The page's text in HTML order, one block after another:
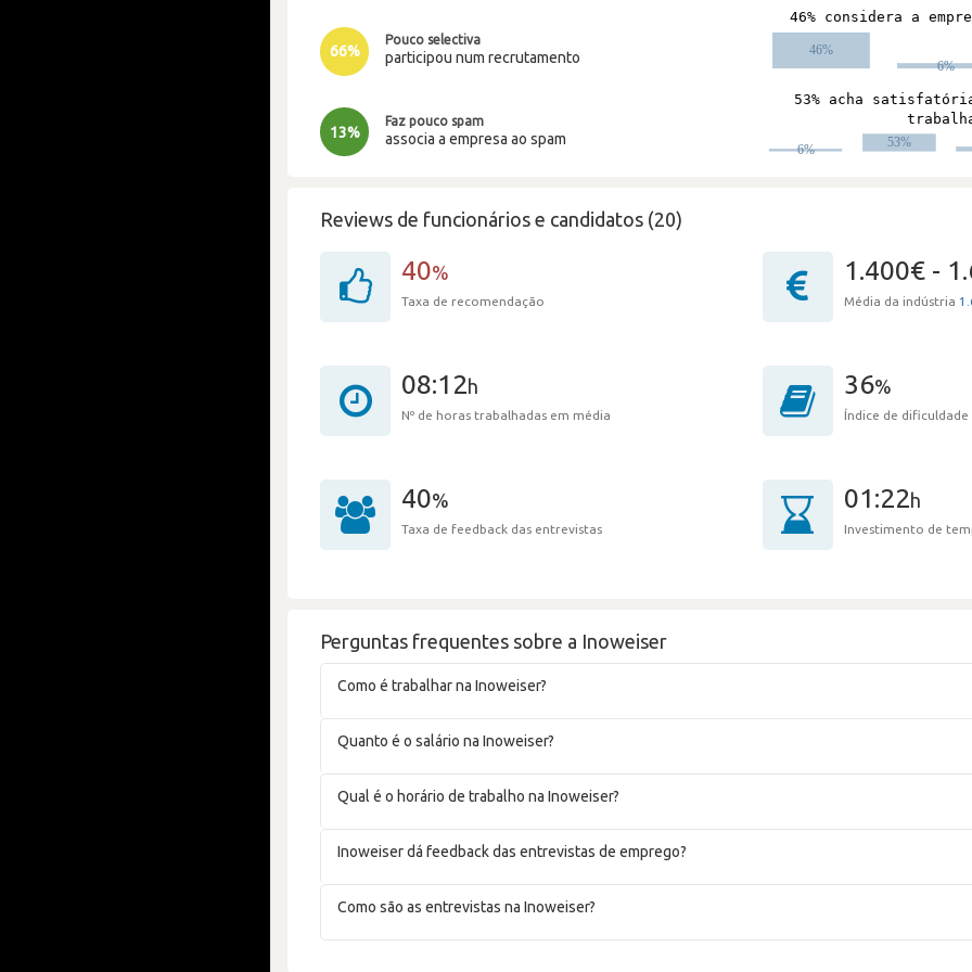
66%
Pouco selectiva
participou num recrutamento
13%
Faz pouco spam
associa a empresa ao spam
Reviews de funcionários e candidatos (20)
40%
Taxa de recomendação
1.400€ -
Média da indústria
08:12h
Nº de horas trabalhadas em média
36%
Índice de
40%
Taxa de feedback das entrevistas
01:22h
Investimento de
Perguntas frequentes sobre a Inoweiser
Como é trabalhar na Inoweiser?
Quanto é o salário na Inoweiser?
Qual é o horário de trabalho na Inoweiser?
Inoweiser dá feedback das entrevistas de emprego?
Como são as entrevistas na Inoweiser?